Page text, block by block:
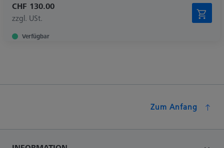
CHF 130.00
zzgl. USt.
Verfügbar
Zum Anfang